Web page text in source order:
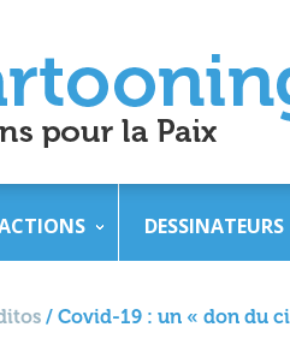
DESSINATEURS
/ Covid-19 : un « don du